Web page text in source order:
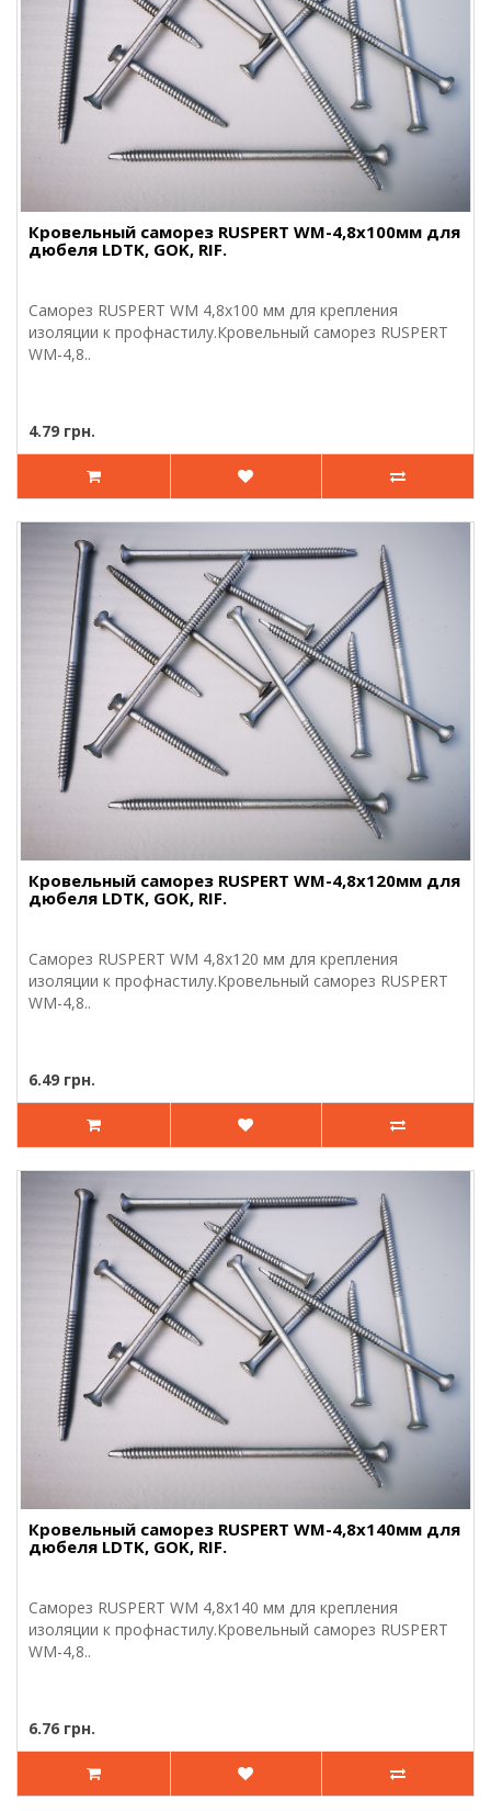
Кровельный саморез RUSPERT WM-4,8х100мм для
дюбеля LDTK, GOK, RIF.
Саморез RUSPERT WM 4,8х100 мм для крепления
изоляции к профнастилу.Кровельный саморез RUSPERT
WM-4,8..
4.79 грн.
Кровельный саморез RUSPERT WM-4,8х120мм для
дюбеля LDTK, GOK, RIF.
Саморез RUSPERT WM 4,8х120 мм для крепления
изоляции к профнастилу.Кровельный саморез RUSPERT
WM-4,8..
6.49 грн.
Кровельный саморез RUSPERT WM-4,8х140мм для
дюбеля LDTK, GOK, RIF.
Саморез RUSPERT WM 4,8х140 мм для крепления
изоляции к профнастилу.Кровельный саморез RUSPERT
WM-4,8..
6.76 грн.